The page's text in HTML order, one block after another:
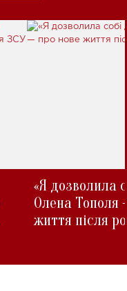
«Я дозволила
Олена Тополя
життя після